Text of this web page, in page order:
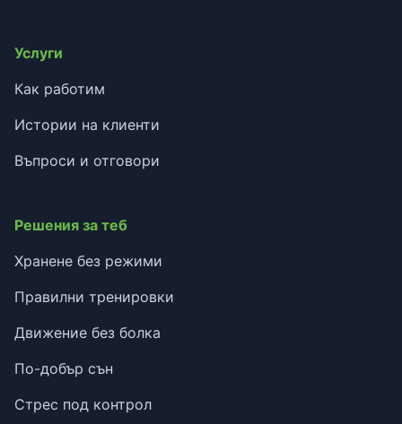
Услуги
Как работим
Истории на клиенти
Въпроси и отговори
Решения за теб
Хранене без режими
Правилни тренировки
Движение без болка
По-добър сън
Стрес под контрол